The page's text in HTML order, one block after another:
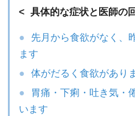
具体的な症状と医師の
先月から食欲がなく、
ます
体がだるく食欲があり
胃痛・下痢・吐き気・
います